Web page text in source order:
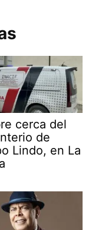
cerca del
de
Lindo, en La